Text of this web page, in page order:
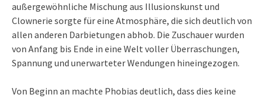
außergewöhnliche Mischung aus Illusionskunst und
Clownerie sorgte für eine Atmosphäre, die sich deutlich von
allen anderen Darbietungen abhob. Die Zuschauer wurden
von Anfang bis Ende in eine Welt voller Überraschungen,
Spannung und unerwarteter Wendungen hineingezogen.
Von Beginn an machte Phobias deutlich, dass dies keine